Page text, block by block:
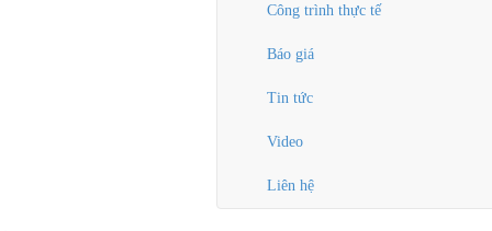
Công trình thực tế
Báo giá
Tin tức
Video
Liên hệ